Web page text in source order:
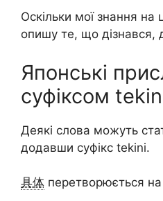
Оскільки мої знання
опишу те, що дізнався,
Японські
суфіксом
Деякі слова можуть
додавши суфікс tekini.
具体 перетворюється на